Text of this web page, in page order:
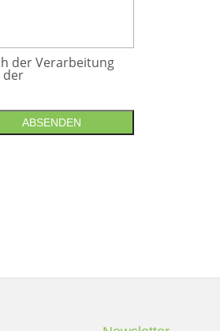
der Verarbeitung
der
ABSENDEN